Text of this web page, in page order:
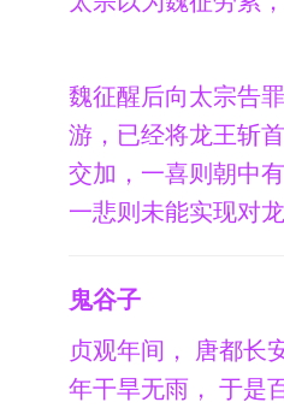
魏征醒后向太宗告
游，已经将龙王斩
交加，一喜则朝中
一悲则未能实现对龙
鬼谷子
贞观年间， 唐都长
年干旱无雨， 于是